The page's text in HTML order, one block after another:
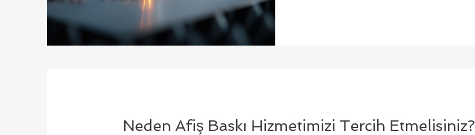
Neden Afiş Baskı Hizmetimizi Tercih Etmelisiniz?